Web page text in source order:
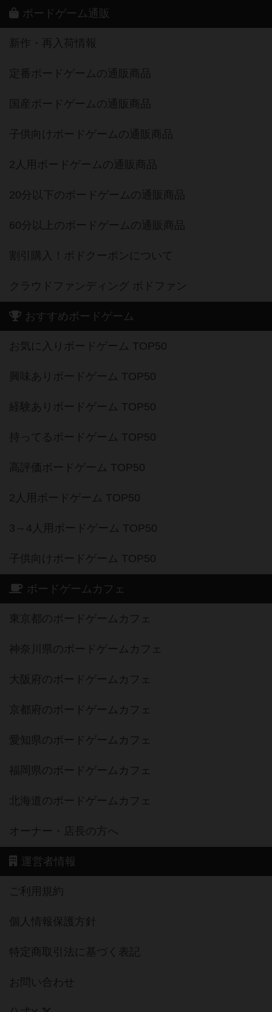
ボードゲーム通販
新作・再入荷情報
定番ボードゲームの通販商品
国産ボードゲームの通販商品
子供向けボードゲームの通販商品
2人用ボードゲームの通販商品
20分以下のボードゲームの通販商品
60分以上のボードゲームの通販商品
割引購入！ボドクーポンについて
クラウドファンディング ボドファン
おすすめボードゲーム
お気に入りボードゲーム TOP50
興味ありボードゲーム TOP50
経験ありボードゲーム TOP50
持ってるボードゲーム TOP50
高評価ボードゲーム TOP50
2人用ボードゲーム TOP50
3～4人用ボードゲーム TOP50
子供向けボードゲーム TOP50
ボードゲームカフェ
東京都のボードゲームカフェ
神奈川県のボードゲームカフェ
大阪府のボードゲームカフェ
京都府のボードゲームカフェ
愛知県のボードゲームカフェ
福岡県のボードゲームカフェ
北海道のボードゲームカフェ
オーナー・店長の方へ
運営者情報
ご利用規約
個人情報保護方針
特定商取引法に基づく表記
お問い合わせ